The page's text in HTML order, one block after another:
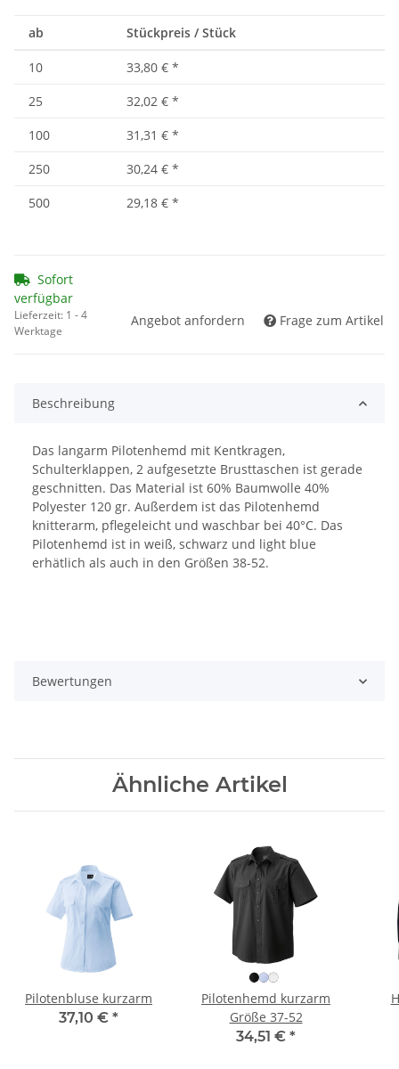
ab Stückpreis / Stück
10 33,80 € *
25
32,02 € *
100
31,31 € *
250
30,24 € *
500
29,18 € *
Sofort
verfügbar
Lieferzeit: 1 - 4
Werktage
Angebot anfordern Frage zum Artikel
Beschreibung
Das langarm Pilotenhemd mit Kentkragen,
Schulterklappen, 2 aufgesetzte Brusttaschen ist gerade
geschnitten. Das Material ist 60% Baumwolle 40%
Polyester 120 gr. Außerdem ist das Pilotenhemd
knitterarm, pflegeleicht und waschbar bei 40°C. Das
Pilotenhemd ist in weiß, schwarz und light blue
erhätlich als auch in den Größen 38-52.
Bewertungen
Ähnliche Artikel
Pilotenbluse kurzarm
37,10 € *
Pilotenhemd kurzarm
Größe 37-52
34,51 € *